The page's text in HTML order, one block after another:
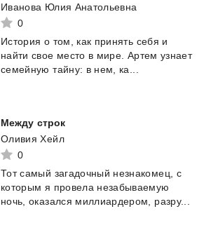
Иванова Юлия Анатольевна
0
История о том, как принять себя и
найти свое место в мире. Артем узнает
семейную тайну: в нем, ка...
Между стрoк
Оливия Хейл
0
Тот самый загадочный незнакомец,
с
которым я провела незабываемую
ночь, оказался миллиардером, разру...